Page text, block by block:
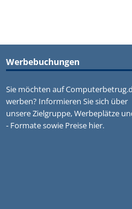
Werbebuchungen
Sie möchten auf
werben? Informieren Sie sich über
unsere Zielgruppe, Werbeplätze
- Formate sowie Preise hier.